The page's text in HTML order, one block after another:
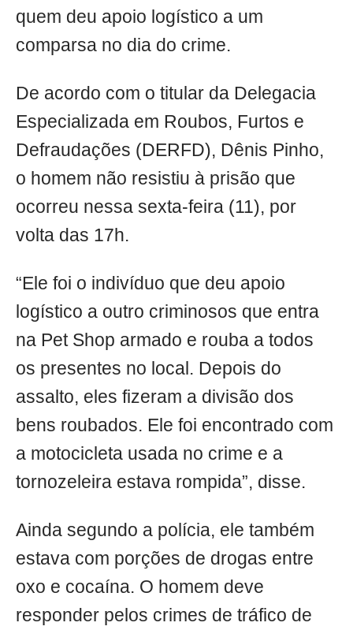
quem deu apoio logístico a um
comparsa no dia do crime.
De acordo com o titular da Delegacia
Especializada em Roubos, Furtos e
Defraudações (DERFD), Dênis Pinho,
o homem não resistiu à prisão que
ocorreu nessa sexta-feira (11), por
volta das 17h.
“Ele foi o indivíduo que deu apoio
logístico a outro criminosos que entra
na Pet Shop armado e rouba a todos
os presentes no local. Depois do
assalto, eles fizeram a divisão dos
bens roubados. Ele foi encontrado com
a motocicleta usada no crime e a
tornozeleira estava rompida”, disse.
Ainda segundo a polícia, ele também
estava com porções de drogas entre
oxo e cocaína. O homem deve
responder pelos crimes de tráfico de